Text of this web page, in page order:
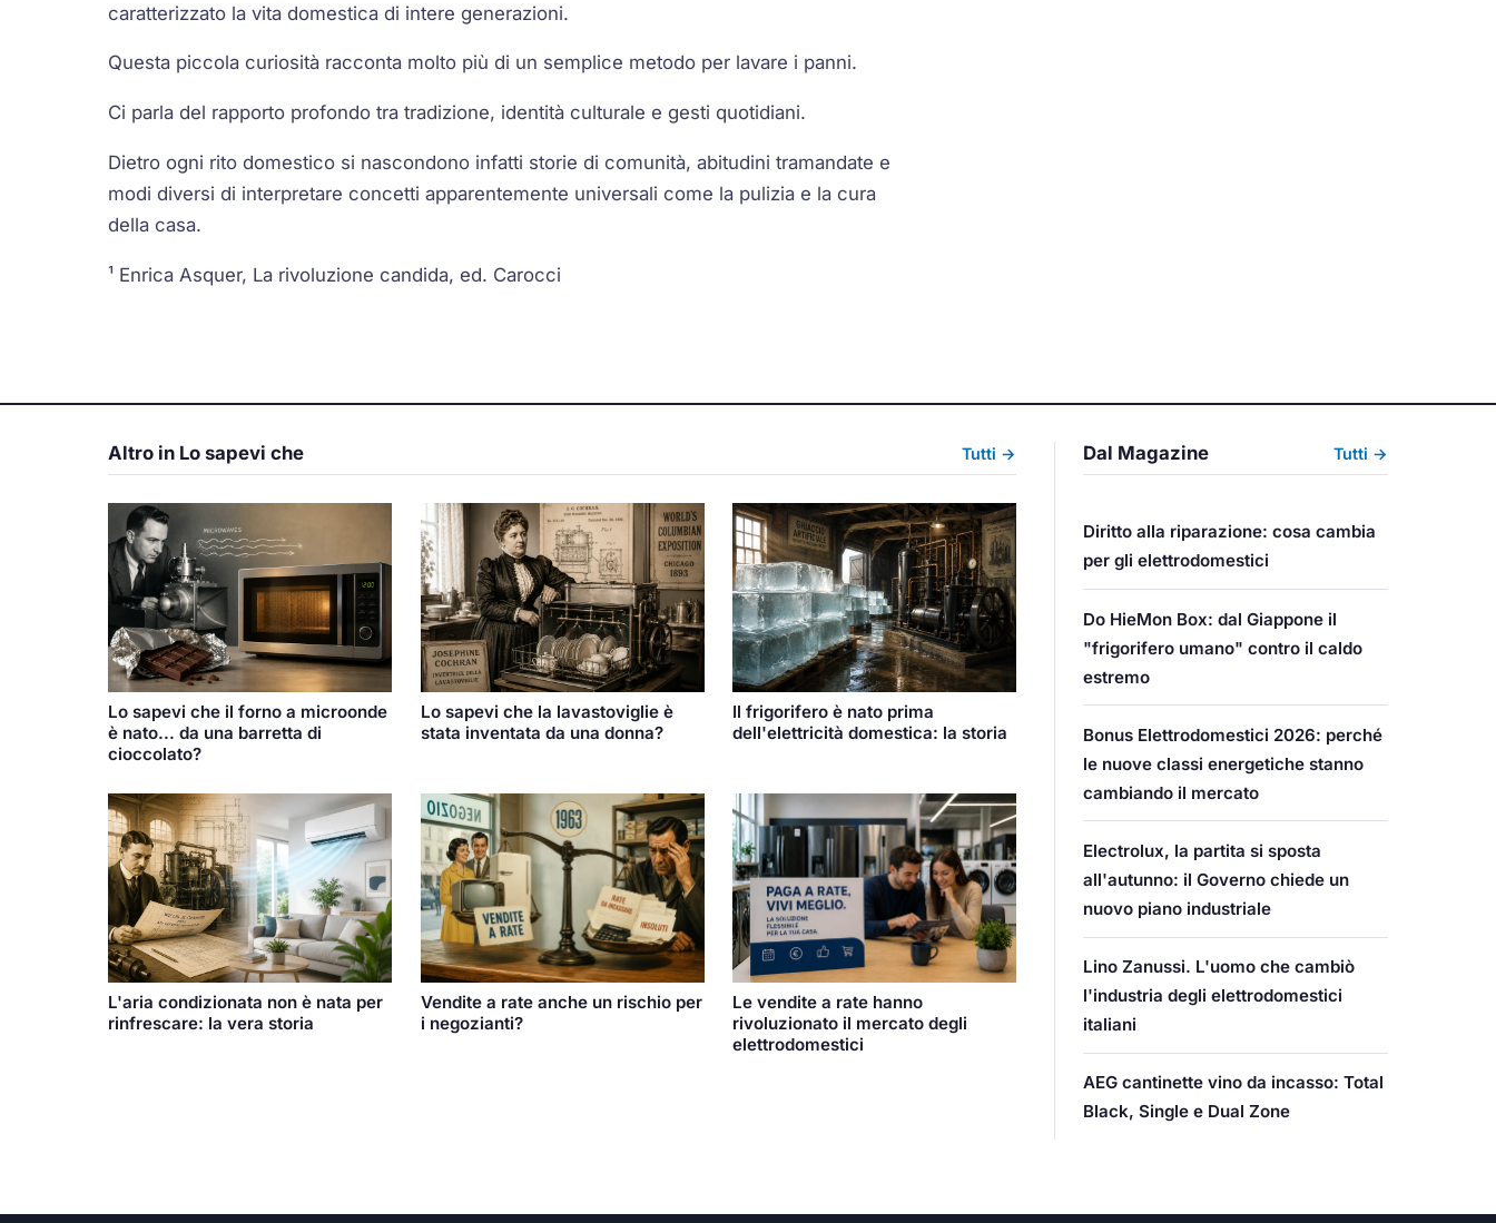
caratterizzato la vita domestica di intere generazioni.
Questa piccola curiosità racconta molto più di un semplice metodo per lavare i panni.
Ci parla del rapporto profondo tra tradizione, identità culturale e gesti quotidiani.
Dietro ogni rito domestico si nascondono infatti storie di comunità, abitudini tramandate e
modi diversi di interpretare concetti apparentemente universali come la pulizia e la cura
della casa.
¹ Enrica Asquer, La rivoluzione candida, ed. Carocci
Altro in Lo sapevi che Tutti →
Lo sapevi che il forno a microonde
è nato... da una barretta di
cioccolato?
Lo sapevi che la lavastoviglie è
stata inventata da una donna?
Il frigorifero è nato prima
dell'elettricità domestica: la storia
L'aria condizionata non è nata per
rinfrescare: la vera storia
Vendite a rate anche un rischio per
i negozianti?
Le vendite a rate hanno
rivoluzionato il mercato degli
elettrodomestici
Dal Magazine Tutti →
Diritto alla riparazione: cosa cambia
per gli elettrodomestici
Do HieMon Box: dal Giappone il
"frigorifero umano" contro il caldo
estremo
Bonus Elettrodomestici 2026: perché
le nuove classi energetiche stanno
cambiando il mercato
Electrolux, la partita si sposta
all'autunno: il Governo chiede un
nuovo piano industriale
Lino Zanussi. L'uomo che cambiò
l'industria degli elettrodomestici
italiani
AEG cantinette vino da incasso: Total
Black, Single e Dual Zone